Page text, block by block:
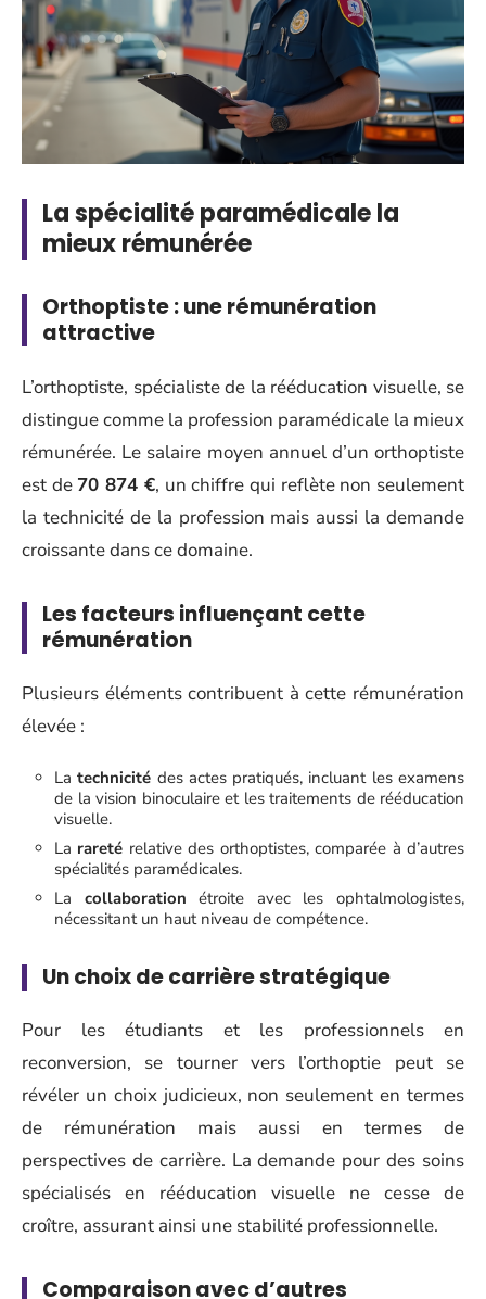
La spécialité paramédicale la
mieux rémunérée
Orthoptiste : une rémunération
attractive
L’orthoptiste, spécialiste de la rééducation visuelle, se
distingue comme la profession paramédicale la mieux
rémunérée. Le salaire moyen annuel d’un orthoptiste
est de 70 874 €, un chiffre qui reflète non seulement
la technicité de la profession mais aussi la demande
croissante dans ce domaine.
Les facteurs influençant cette
rémunération
Plusieurs éléments contribuent à cette rémunération
élevée :
Latechnicité des actes pratiqués, incluant les examens
de la vision binoculaire et les traitements de rééducation
visuelle.
La rareté relative des orthoptistes, comparée à d’autres
spécialités paramédicales.
La collaboration étroite avec les ophtalmologistes,
nécessitant un haut niveau de compétence.
Un choix de carrière stratégique
Pour les étudiants et les professionnels en
reconversion, se tourner vers l’orthoptie peut se
révéler un choix judicieux, non seulement en termes
de rémunération mais aussi en termes de
perspectives de carrière. La demande pour des soins
spécialisés en rééducation visuelle ne cesse de
croître, assurant ainsi une stabilité professionnelle.
Comparaison avec d’autres